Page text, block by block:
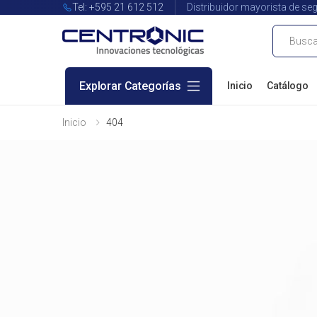
Tel: +595 21 612 512 Distribuidor mayorista de
Buscar
Explorar Categorías Inicio Catálogo
Inicio 404